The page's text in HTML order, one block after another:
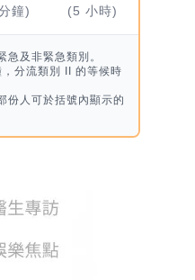
鐘)
(5 小時)
及非緊急類別。
分流類別 II 的等候時
份人可於括號內顯示的